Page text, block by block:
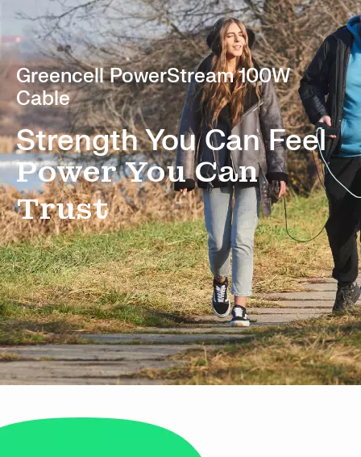
Greencell PowerStream 100W
Cable
Strength You Can Feel
Power You Can
Trust